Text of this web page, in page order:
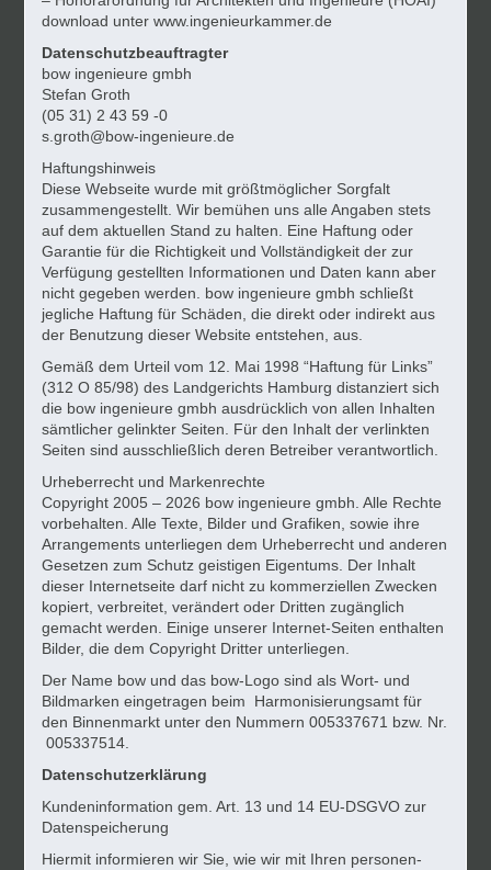
download unterwww.ingenieurkammer.de
Datenschutzbeauftragter
bow ingenieure gmbh
Stefan Groth
(05 31) 2 43 59 -0
s.groth@bow-ingenieure.de
Haftungshinweis
Diese Webseite wurde mit größtmöglicher Sorgfalt
zusammengestellt. Wir bemühen uns alle Angaben stets
auf dem aktuellen Stand zu halten. Eine Haftung oder
Garantie für die Richtigkeit und Vollständigkeit der zur
Verfügung gestellten Informationen und Daten kann aber
nicht gegeben werden. bow ingenieure gmbh schließt
jegliche Haftung für Schäden, die direkt oder indirekt aus
der Benutzung dieser Website entstehen, aus.
Gemäß dem Urteil vom 12. Mai 1998 “Haftung für Links”
(312 O 85/98) des Landgerichts Hamburg distanziert sich
die bow ingenieure gmbh ausdrücklich von allen Inhalten
sämtlicher gelinkter Seiten. Für den Inhalt der verlinkten
Seiten sind ausschließlich deren Betreiber verantwortlich.
Urheberrecht und Markenrechte
Copyright 2005 – 2026 bow ingenieure gmbh. Alle Rechte
vorbehalten. Alle Texte, Bilder und Grafiken, sowie ihre
Arrangements unterliegen dem Urheberrecht und anderen
Gesetzen zum Schutz geistigen Eigentums. Der Inhalt
dieser Internetseite darf nicht zu kommerziellen Zwecken
kopiert, verbreitet, verändert oder Dritten zugänglich
gemacht werden. Einige unserer Internet-Seiten enthalten
Bilder, die dem Copyright Dritter unterliegen.
Der Name bow und das bow-Logo sind als Wort- und
Bildmarken eingetragen beim Harmonisierungsamt für
den Binnenmarkt unter den Nummern 005337671 bzw. Nr.
005337514.
Datenschutzerklärung
Kundeninformation gem. Art. 13 und 14 EU-DSGVO zur
Datenspeicherung
Hiermit informieren wir Sie, wie wir mit Ihren personen-